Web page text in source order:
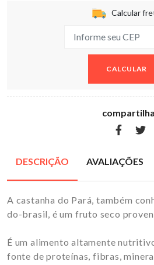
Calcular
CALCULAR
DESCRIÇÃO AVALIAÇÕES
A castanha do Pará, também
do-brasil, é um fruto seco
É um alimento altamente
fonte de proteínas, fibras,